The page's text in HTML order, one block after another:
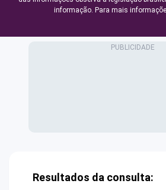
informação. Para mais
Resultados da consulta: